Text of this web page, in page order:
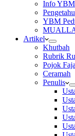
Info YBM
YBM
Artikel
Khutbah
Rubrik
Pojok
Ceramah
Penulis